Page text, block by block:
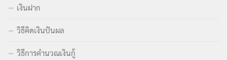
เงินฝาก
วิธีคิดเงินปันผล
วิธีการคำนวณเงินกู้